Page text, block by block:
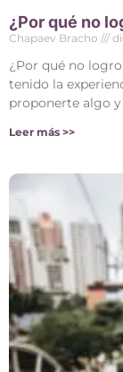
¿Por qué no
Chapaev Bracho
¿Por qué no
tenido la
proponerte algo y
Leer más >>